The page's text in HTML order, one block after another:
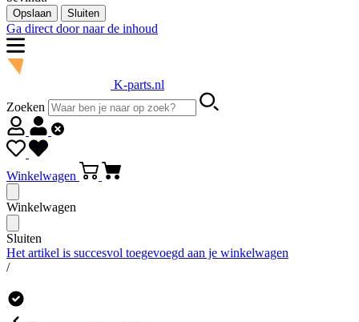
Opslaan Sluiten
Ga direct door naar de inhoud
K-parts.nl
Zoeken
Winkelwagen
Winkelwagen
Sluiten
Het artikel is succesvol toegevoegd aan je winkelwagen
/